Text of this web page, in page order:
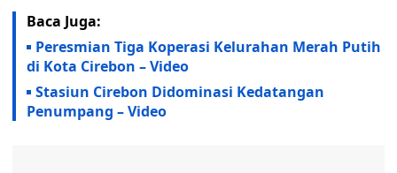
Baca Juga:
Peresmian Tiga Koperasi Kelurahan Merah Putih
di Kota Cirebon – Video
Stasiun Cirebon Didominasi Kedatangan
Penumpang – Video